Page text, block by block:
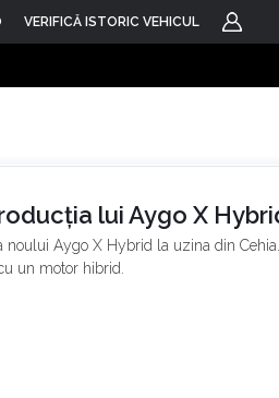
VERIFICĂ ISTORIC VEHICUL
lui Aygo X
noului Aygo X Hybrid la uzina din
un motor hibrid.